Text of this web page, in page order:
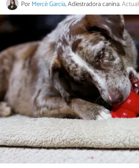
PorMercè Garcia, Adiestradora canina.